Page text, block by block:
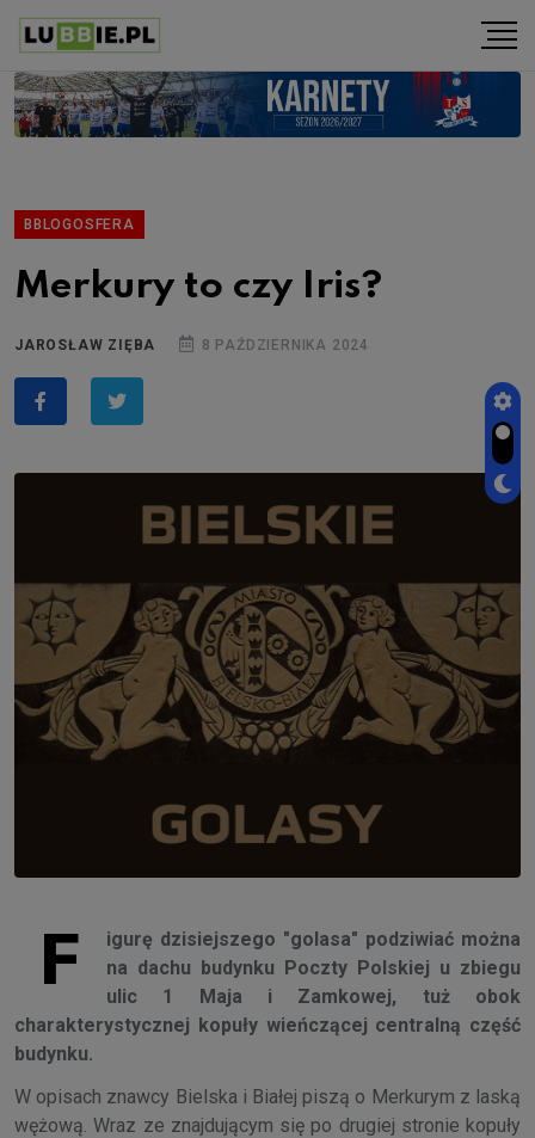
BBLOGOSFERA
Merkury to czy Iris?
JAROSŁAW ZIĘBA 8 PAŹDZIERNIKA 2024
F
igurę dzisiejszego "golasa" podziwiać można
na dachu budynku Poczty Polskiej u zbiegu
ulic 1 Maja i Zamkowej, tuż obok
charakterystycznej kopuły wieńczącej centralną część
budynku.
W opisach znawcy Bielska i Białej piszą o Merkurym z laską
wężową. Wraz ze znajdującym się po drugiej stronie kopuły